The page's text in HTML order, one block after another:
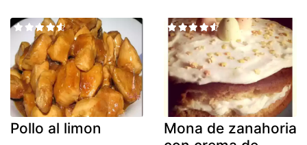
Pollo al limon
Mona de zanahoria